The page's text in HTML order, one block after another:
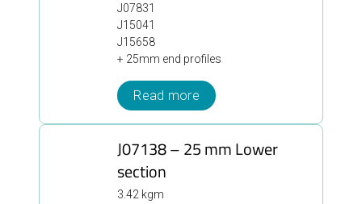
J07831
J15041
J15658
+ 25mm end profiles
Read more
J07138 – 25 mm Lower
section
3.42 kgm